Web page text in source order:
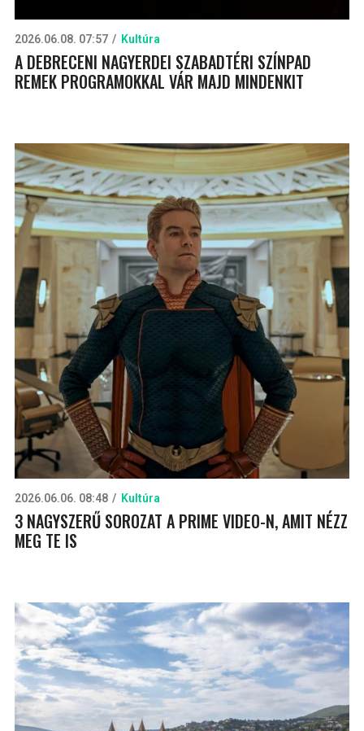
2026.06.08. 07:57 Kultúra
A DEBRECENI NAGYERDEI SZABADTÉRI SZÍNPAD
REMEK PROGRAMOKKAL VÁR MAJD MINDENKIT
2026.06.06. 08:48 Kultúra
3 NAGYSZERŰ SOROZAT A PRIME VIDEO-N, AMIT NÉZZ
MEG TE IS